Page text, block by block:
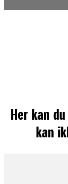
Her kan
kan